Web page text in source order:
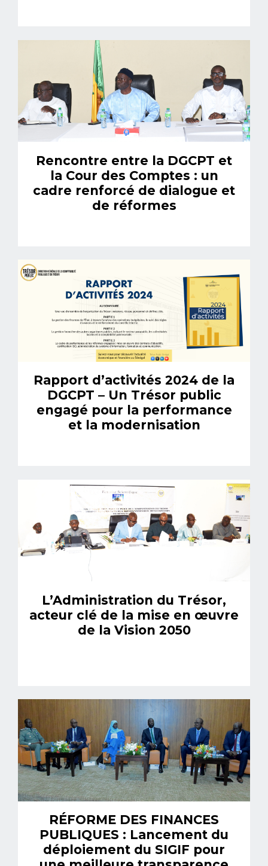
Rencontre entre la DGCPT et
la Cour des Comptes : un
cadre renforcé de dialogue et
de réformes
Rapport d’activités 2024 de la
DGCPT – Un Trésor public
engagé pour la performance
et la modernisation
L’Administration du Trésor,
acteur clé de la mise en œuvre
de la Vision 2050
RÉFORME DES FINANCES
PUBLIQUES : Lancement du
déploiement du SIGIF pour